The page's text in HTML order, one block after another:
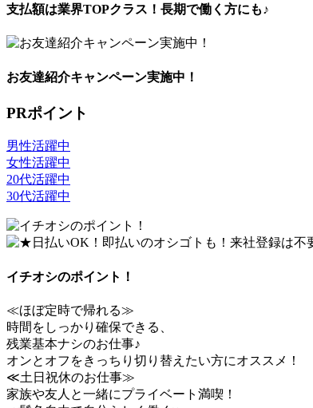
支払額は業界TOPクラス！長期で働く方にも♪
お友達紹介キャンペーン実施中！
PRポイント
男性活躍中
女性活躍中
20代活躍中
30代活躍中
イチオシのポイント！
≪ほぼ定時で帰れる≫
時間をしっかり確保できる、
残業基本ナシのお仕事♪
オンとオフをきっちり切り替えたい方にオススメ！
≪土日祝休のお仕事≫
家族や友人と一緒にプライベート満喫！